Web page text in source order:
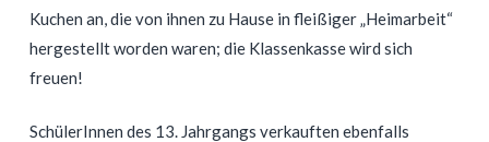
Kuchen an, die von ihnen zu Hause in fleißiger „Heimarbeit“
hergestellt worden waren; die Klassenkasse wird sich
freuen!
SchülerInnen des 13. Jahrgangs verkauften ebenfalls